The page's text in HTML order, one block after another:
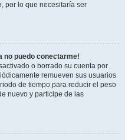
por lo que necesitaría ser
no puedo conectarme!
o borrado su cuenta por
remueven sus usuarios
de tiempo para reducir el peso
nuevo y participe de las